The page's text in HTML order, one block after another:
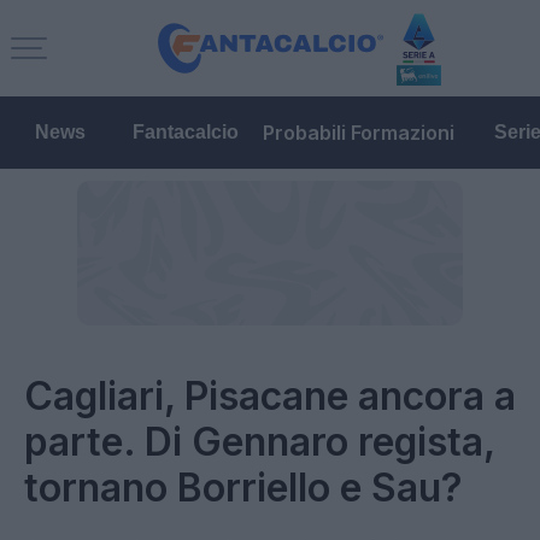
News Fantacalcio Probabili Formazioni
Cagliari, Pisacane ancora a
parte. Di Gennaro regista,
tornano Borriello e Sau?